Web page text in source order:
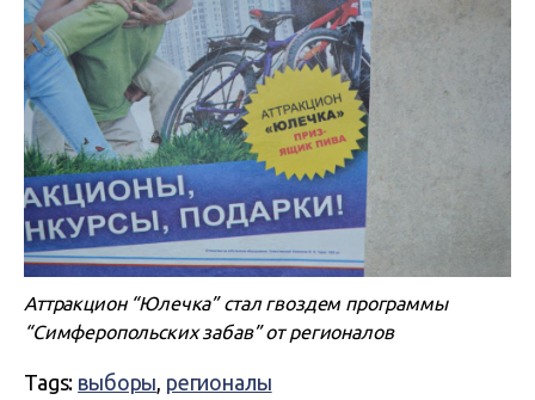
Аттракцион “Юлечка” стал гвоздем программы
“Симферопольских забав” от регионалов
Tags: выборы регионалы